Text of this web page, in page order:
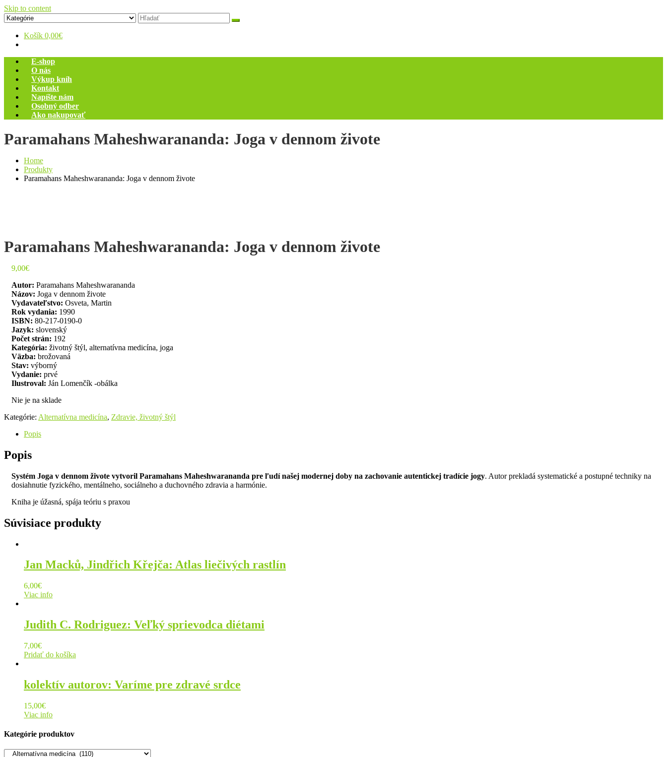
Skip to content
Zelený dom
Antikvariát
Košík 0,00€
E-shop
O nás
Výkup kníh
Kontakt
Napíšte nám
Osobný odber
Ako nakupovať
Paramahans Maheshwarananda: Joga v dennom živote
Home
Produkty
Paramahans Maheshwarananda: Joga v dennom živote
Paramahans Maheshwarananda: Joga v dennom živote
9,00€
Autor: Paramahans Maheshwarananda
Názov: Joga v dennom živote
Vydavateľstvo: Osveta, Martin
Rok vydania: 1990
ISBN: 80-217-0190-0
Jazyk: slovenský
Počet strán: 192
Kategória: životný štýl, alternatívna medicína, joga
Väzba: brožovaná
Stav: výborný
Vydanie: prvé
Ilustroval: Ján Lomenčík -obálka
Nie je na sklade
Kategórie: Alternatívna medicína, Zdravie, životný štýl
Popis
Popis
Systém Joga v dennom živote vytvoril Paramahans Maheshwarananda pre ľudí našej modernej doby na zachovanie autentickej tradície jogy. Autor prekladá systematické a postupné techniky na
dosiahnutie fyzického, mentálneho, sociálneho a duchovného zdravia a harmónie.
Kniha je úžasná, spája teóriu s praxou
Súvisiace produkty
Jan Macků, Jindřich Křejča: Atlas liečivých rastlín
6,00€
Viac info
Judith C. Rodriguez: Veľký sprievodca diétami
7,00€
Pridať do košíka
kolektív autorov: Varíme pre zdravé srdce
15,00€
Viac info
Kategórie produktov